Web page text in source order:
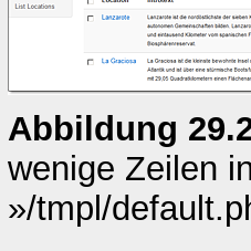
Abbildung
wenige Zeilen
»/tmpl/